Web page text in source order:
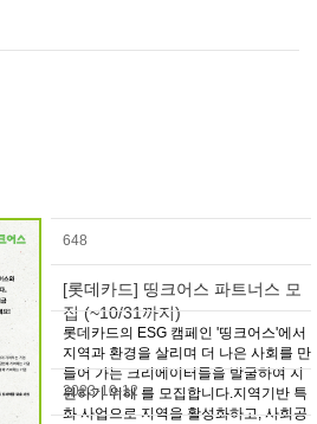
648
[롯데카드] 띵크어스 파트너스 모
집 (~10/31까지)
롯데카드의 ESG 캠페인 '띵크어스'에서
지역과 환경을 살리며 더 나은 사회를 만
들어 가는 크리에이터들을 발굴하여 지
원하기 위해 를 모집합니다.지역기반 특
화 사업으로 지역을 활성화하고, 사회공
2023-10-12